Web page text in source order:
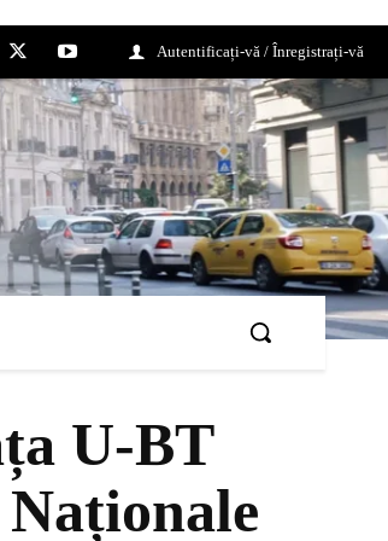
Autentificați-vă / Înregistrați-vă
U-BT